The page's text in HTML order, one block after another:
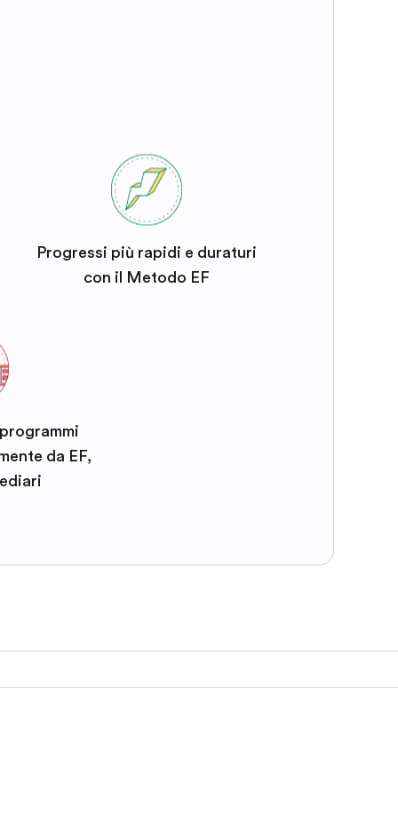
Progressi più rapidi e duraturi
con il Metodo EF
da EF,